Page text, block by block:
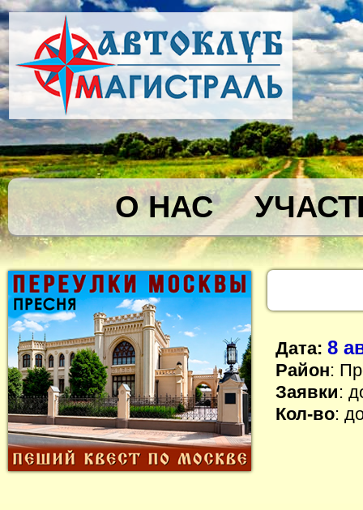
О НАС
Дата: 8
Район:
Заявки:
Кол-во: